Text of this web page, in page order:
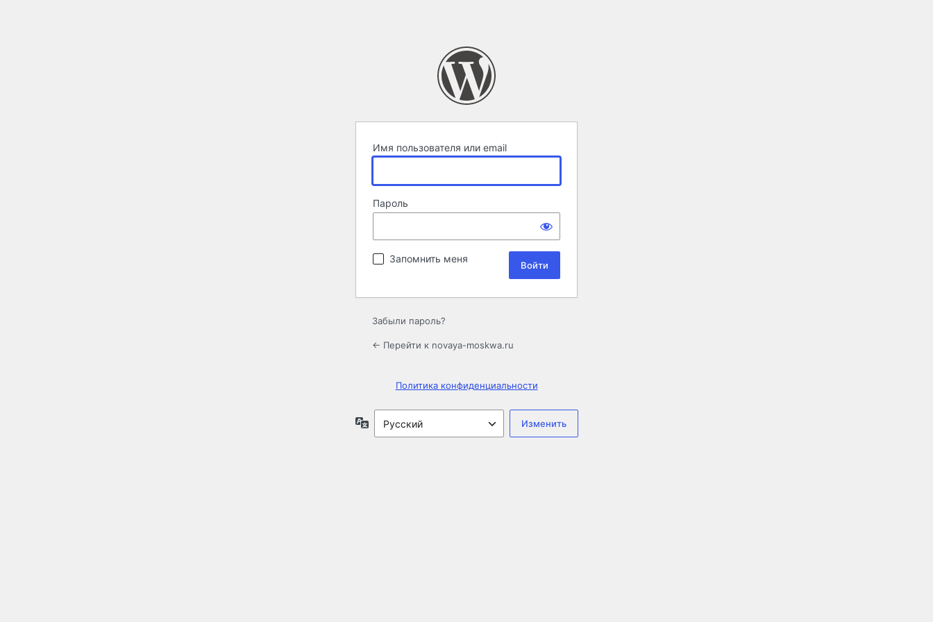
Имя пользователя или email
Пароль
Запомнить меня
Забыли пароль?
← Перейти к novaya-moskwa.ru
Политика конфиденциальности
Язык